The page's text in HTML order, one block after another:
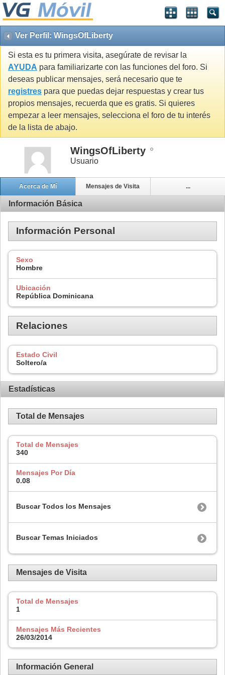
Ver Perfil: WingsOfLiberty
Si esta es tu primera visita, asegúrate de revisar la
AYUDA para familiarizarte con las funciones del foro. Si
deseas publicar mensajes, será necesario que te
registres para que puedas dejar respuestas y crear tus
propios mensajes, recuerda que es gratis. Si quieres
empezar a leer mensajes, selecciona el foro de tu interés
de la lista de abajo.
WingsOfLiberty
Usuario
Acerca de Mí Mensajes de Visita ...
Información Básica
Información Personal
Sexo
Hombre
Ubicación
República Dominicana
Relaciones
Estado Civil
Soltero/a
Estadísticas
Total de Mensajes
Total de Mensajes
340
Mensajes Por Día
0.08
Buscar Todos los Mensajes
Buscar Temas Iniciados
Mensajes de Visita
Total de Mensajes
1
Mensajes Más Recientes
26/03/2014
Información General